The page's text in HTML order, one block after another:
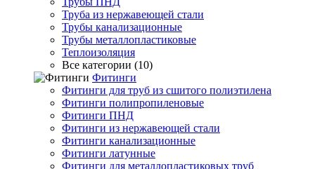
Труба из нержавеющей стали
Трубы канализационные
Трубы металлопластиковые
Теплоизоляция
Все категории (10)
Фитинги
Фитинги для труб из сшитого полиэтилена
Фитинги полипропиленовые
Фитинги ПНД
Фитинги из нержавеющей стали
Фитинги канализационные
Фитинги латунные
Фитинги для металлопластиковых труб